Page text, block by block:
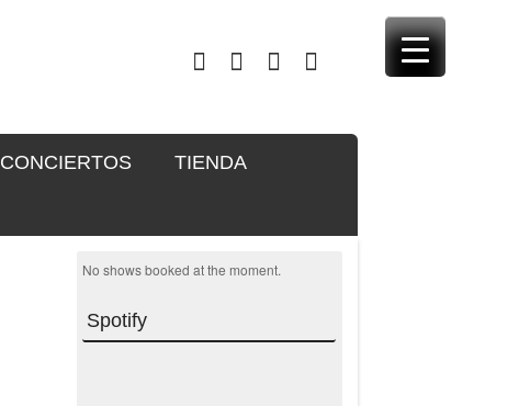
CONCIERTOS TIENDA
No shows booked at the moment.
Spotify